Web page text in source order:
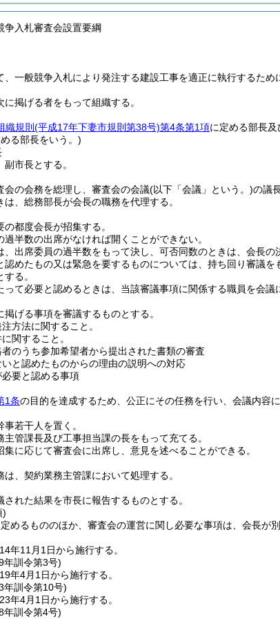
争入札審査会設置要綱
、一般競争入札により発注する建設工事を適正に執行するため
に掲げる者をもって組織する。
織規則 (平成17年下妻市規則第38号)第4条第1項に定める部長及
る部長をいう。)
市長とする。
会の会務を総理し、審査会の会議(以下「会議」という。)の議
、総務部長が会長の職務を代理する。
都度会長が招集する。
半数の出席がなければ開くことができない。
、出席委員の過半数をもって決し、可否同数のときは、会長の
認めたもの又は緊急を要するものについては、持ち回り審議を
る。
って必要と認めるときは、当該審議事項に関係する職員を会議
掲げる事項を審議するものとする。
方法に関すること。
関すること。
者のうち参加希望者から提出された書類の審査
と認めたものからの理由の説明への対応
要と認める事項
1条の目的を達成するため、公正にその任務を行い、会議内容
若干人を置く。
管課長及び工事担当課の長をもって充てる。
集に応じて審査会に出席し、意見を述べることができる。
は、契約業務主管課において処理する。
された結果を市長に報告するものとする。
)
めるもののほか、審査会の運営に関し必要な事項は、会長が別
年11月1日から施行する。
年訓令第3号)
年4月1日から施行する。
年訓令第10号)
年4月1日から施行する。
年訓令第4号)